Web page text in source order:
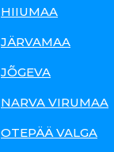
HIIUMAA
JÄRVAMAA
JÕGEVA
NARVA VIRUMAA
OTEPÄÄ VALGA